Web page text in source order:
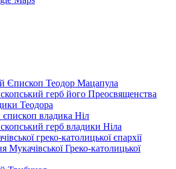
Єпископ Теодор Мацапула
герб його Преосвященства
Теодора
владика Ніл
герб владики Ніла
греко-католицької єпархії
Мукачівської Греко-католицької